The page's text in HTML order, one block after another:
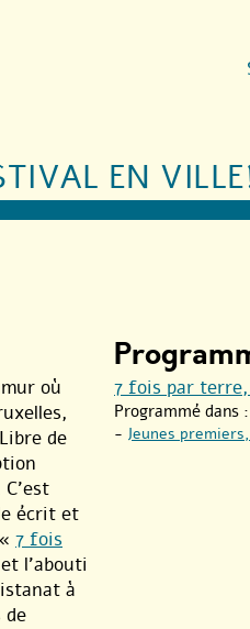
EN
où
de
écrit et
7 fois
l’abouti
à
de
7 fois par
Programmé dans :
- Jeunes